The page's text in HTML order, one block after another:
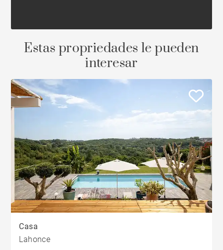
Estas propriedades le pueden
interesar
Casa
Lahonce